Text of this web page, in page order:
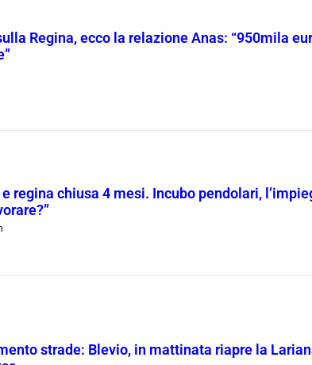
Regina, ecco la relazione Anas: “950mila
regina chiusa 4 mesi. Incubo pendolari,
strade: Blevio, in mattinata riapre la